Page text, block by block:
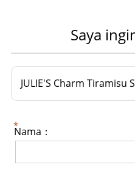
Saya
JULIE'S Charm Tiramisu
Nama：